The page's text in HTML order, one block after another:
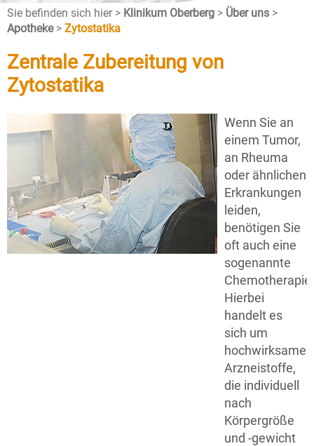
Sie befinden sich hier > Klinikum Oberberg > Über uns >
Apotheke > Zytostatika
Zentrale Zubereitung von
Zytostatika
Wenn Sie an
einem Tumor,
an Rheuma
oder ähnlichen
Erkrankungen
leiden,
benötigen Sie
oft auch eine
sogenannte
Chemotherapie.
Hierbei
handelt es
sich um
hochwirksame
Arzneistoffe,
die individuell
nach
Körpergröße
und -gewicht